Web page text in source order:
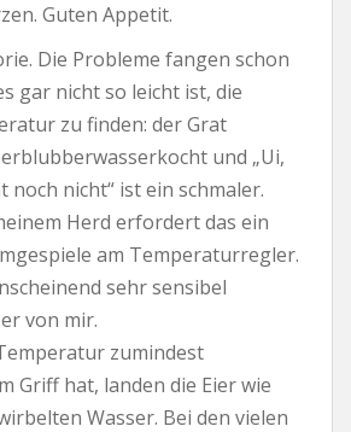
Guten Appetit.
Die Probleme fangen schon
gar nicht so leicht ist, die
zu finden: der Grat
und „Ui,
noch nicht“ ist ein schmaler.
Herd erfordert das ein
am Temperaturregler.
sehr sensibel
von mir.
zumindest
Griff hat, landen die Eier wie
Wasser. Bei den vielen